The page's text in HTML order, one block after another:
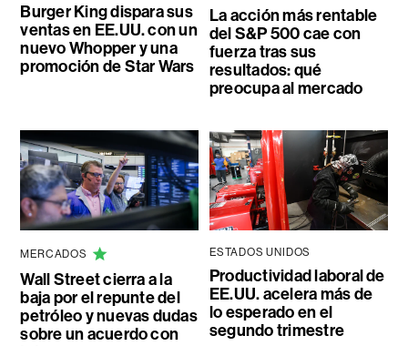
Burger King dispara sus
ventas en EE.UU. con un
nuevo Whopper y una
promoción de Star Wars
La acción más rentable
del S&P 500 cae con
fuerza tras sus
resultados: qué
preocupa al mercado
MERCADOS
Wall Street cierra a la
baja por el repunte del
petróleo y nuevas dudas
sobre un acuerdo con
ESTADOS UNIDOS
Productividad laboral de
EE.UU. acelera más de
lo esperado en el
segundo trimestre